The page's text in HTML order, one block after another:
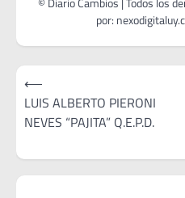
Navegación
de
entradas
⟵
LUIS ALBERTO PIERONI
NEVES “PAJITA” Q.E.P.D.